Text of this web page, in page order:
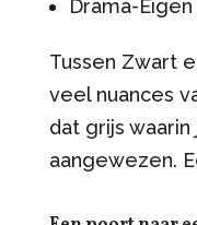
Drama-
Tussen Zwart
veel nuances
dat grijs
aangewezen.